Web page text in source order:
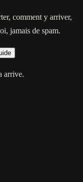
comment y arriver,
jamais de spam.
arrive.